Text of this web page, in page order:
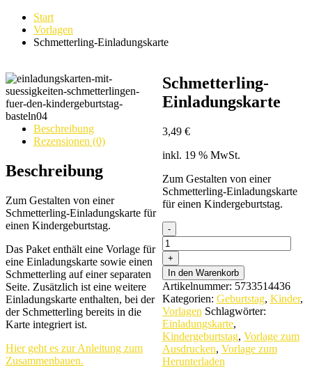
Start
Vorlagen
Schmetterling-Einladungskarte
Schmetterling-
Einladungskarte
3,49 €
inkl. 19 % MwSt.
Zum Gestalten von einer
Schmetterling-Einladungskarte
für einen Kindergeburtstag.
Schmetterling-
Einladungskarte
quantity
In den Warenkorb
Artikelnummer: 5733514436
Kategorien: Geburtstag, Kinder,
Vorlagen Schlagwörter:
Einladungskarte,
Kindergeburtstag, Vorlage zum
Ausdrucken, Vorlage zum
Herunterladen
Beschreibung
Rezensionen (0)
Beschreibung
Zum Gestalten von einer
Schmetterling-Einladungskarte für
einen Kindergeburtstag.
Das Paket enthält eine Vorlage für
eine Einladungskarte sowie einen
Schmetterling auf einer separaten
Seite. Zusätzlich ist eine weitere
Einladungskarte enthalten, bei der
der Schmetterling bereits in die
Karte integriert ist.
Hier geht es zur Anleitung zum
Zusammenbauen.